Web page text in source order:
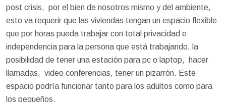
post crisis, por el bien de nosotros mismo y del ambiente,
esto va requerir que las viviendas tengan un espacio flexible
que por horas pueda trabajar con total privacidad e
independencia para la persona que está trabajando, la
posibilidad de tener una estación para pc o laptop, hacer
llamadas, video conferencias, tener un pizarrón. Este
espacio podría funcionar tanto para los adultos como para
los pequeños.